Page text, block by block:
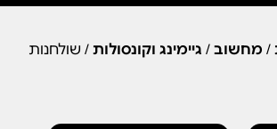
/ מחשוב/ גיימינג וקונסולות/ שולחנות